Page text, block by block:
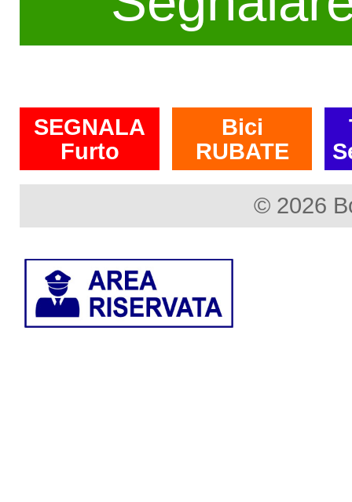
SEGNALA
Furto
Bici
RUBATE
© 2026